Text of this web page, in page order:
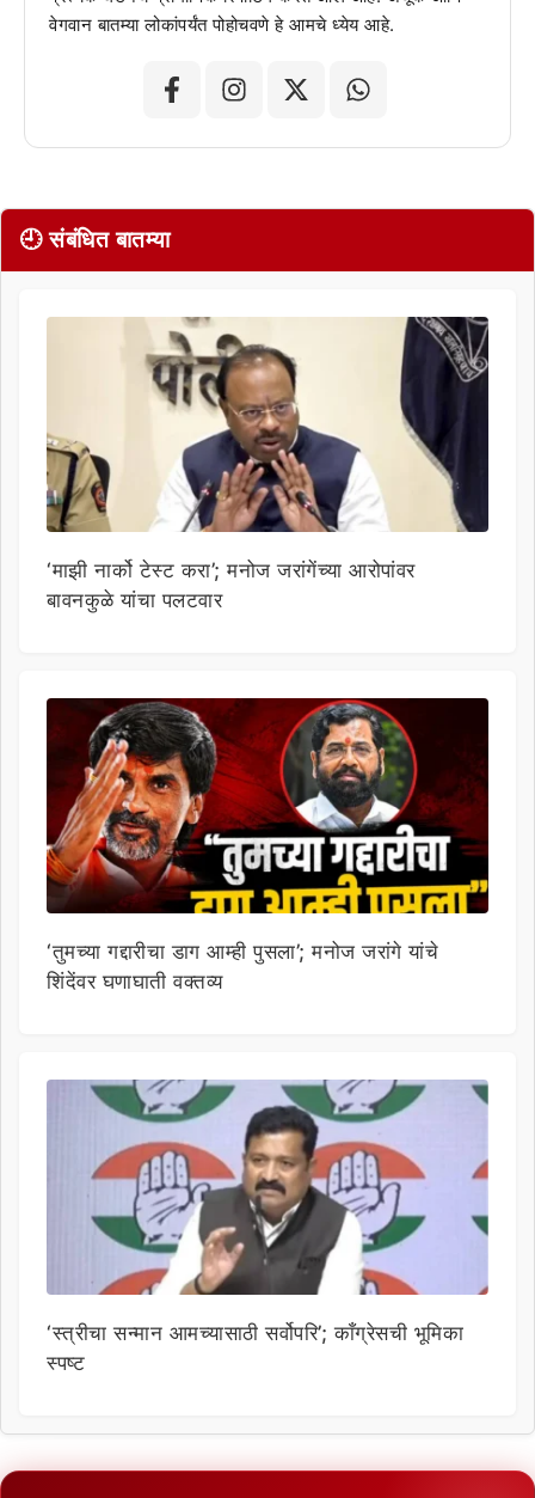
वेगवान बातम्या लोकांपर्यंत पोहोचवणे हे आमचे ध्येय आहे.
🕘 संबंधित बातम्या
‘माझी नार्को टेस्ट करा’; मनोज जरांगेंच्या आरोपांवर
बावनकुळे यांचा पलटवार
‘तुमच्या गद्दारीचा डाग आम्ही पुसला’; मनोज जरांगे यांचे
शिंदेंवर घणाघाती वक्तव्य
‘स्त्रीचा सन्मान आमच्यासाठी सर्वोपरि’; काँग्रेसची भूमिका
स्पष्ट